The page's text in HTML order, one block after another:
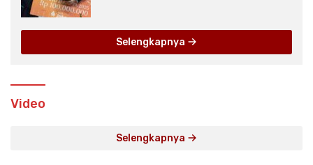
Selengkapnya
Video
Selengkapnya